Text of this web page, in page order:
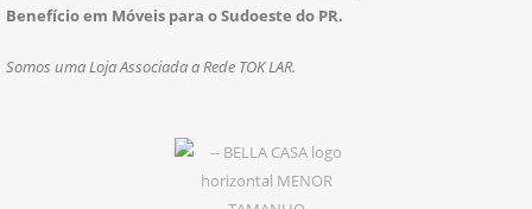
Benefício em Móveis para o Sudoeste do PR.
Somos uma Loja Associada a Rede TOK LAR.